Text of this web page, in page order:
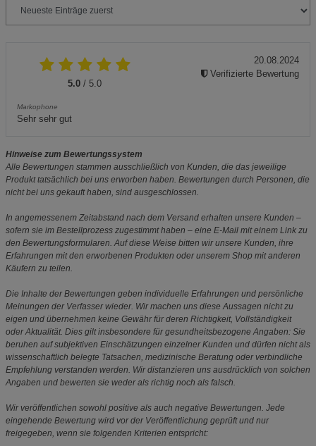
5.0 / 5.0
Markophone
Sehr sehr gut
20.08.2024
Verifizierte Bewertung
Hinweise zum Bewertungssystem
Alle Bewertungen stammen ausschließlich von Kunden, die das jeweilige
Produkt tatsächlich bei uns erworben haben. Bewertungen durch Personen, die
nicht bei uns gekauft haben, sind ausgeschlossen.
In angemessenem Zeitabstand nach dem Versand erhalten unsere Kunden –
sofern sie im Bestellprozess zugestimmt haben – eine E-Mail mit einem Link zu
den Bewertungsformularen. Auf diese Weise bitten wir unsere Kunden, ihre
Erfahrungen mit den erworbenen Produkten oder unserem Shop mit anderen
Käufern zu teilen.
Die Inhalte der Bewertungen geben individuelle Erfahrungen und persönliche
Meinungen der Verfasser wieder. Wir machen uns diese Aussagen nicht zu
eigen und übernehmen keine Gewähr für deren Richtigkeit, Vollständigkeit
oder Aktualität. Dies gilt insbesondere für gesundheitsbezogene Angaben: Sie
beruhen auf subjektiven Einschätzungen einzelner Kunden und dürfen nicht als
wissenschaftlich belegte Tatsachen, medizinische Beratung oder verbindliche
Empfehlung verstanden werden. Wir distanzieren uns ausdrücklich von solchen
Angaben und bewerten sie weder als richtig noch als falsch.
Wir veröffentlichen sowohl positive als auch negative Bewertungen. Jede
eingehende Bewertung wird vor der Veröffentlichung geprüft und nur
freigegeben, wenn sie folgenden Kriterien entspricht: